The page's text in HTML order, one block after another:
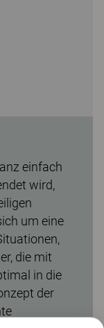
einfach
wird,
um eine
die mit
in die
der